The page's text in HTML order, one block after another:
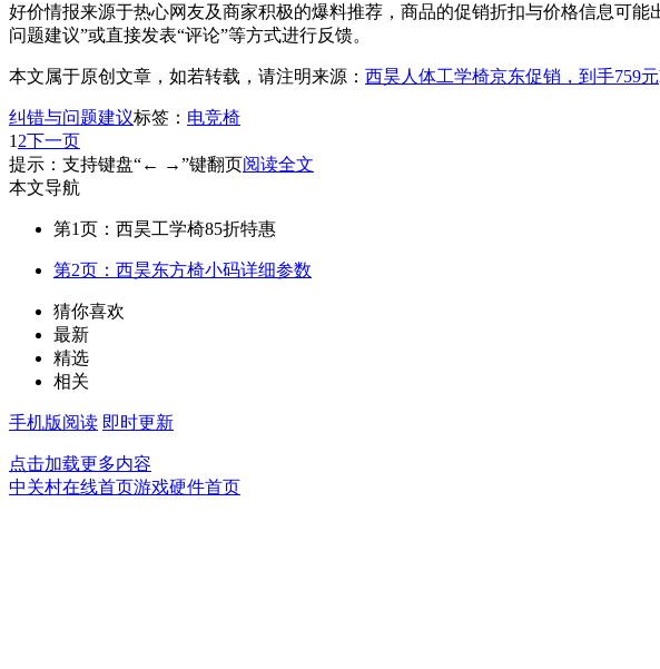
好价情报来源于热心网友及商家积极的爆料推荐，商品的促销折扣与价格信息可
问题建议”或直接发表“评论”等方式进行反馈。
本文属于原创文章，如若转载，请注明来源： 西昊人体工学椅京东促销，到手759元
纠错与问题建议标签： 电竞椅
1 2下一页
提示：支持键盘“← →”键翻页阅读全文
本文导航
第1页：西昊工学椅85折特惠
第2页：西昊东方椅小码详细参数
猜你喜欢
最新
精选
相关
手机版阅读 即时更新
点击加载更多内容
中关村在线首页游戏硬件首页